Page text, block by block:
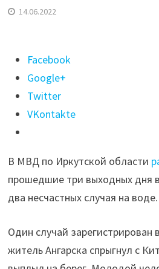
14.06.2022
Поделиться
"Ангарчанин
спрыгнул
Китойского
и
утонул"
Facebook
Google+
Twitter
VKontakte
В МВД по Иркутской области
прошедшие три выходных дня
два несчастных случая на воде.
Один случай зарегистрирован
житель Ангарска спрыгнул с